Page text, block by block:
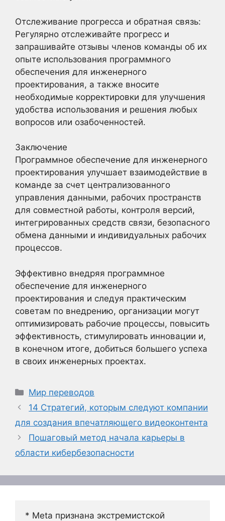
Отслеживание прогресса и обратная связь:
Регулярно отслеживайте прогресс и
запрашивайте отзывы членов команды об их
опыте использования программного
обеспечения для инженерного
проектирования, а также вносите
необходимые корректировки для улучшения
удобства использования и решения любых
вопросов или озабоченностей.
Заключение
Программное обеспечение для инженерного
проектирования улучшает взаимодействие в
команде за счет централизованного
управления данными, рабочих пространств
для совместной работы, контроля версий,
интегрированных средств связи, безопасного
обмена данными и индивидуальных рабочих
процессов.
Эффективно внедряя программное
обеспечение для инженерного
проектирования и следуя практическим
советам по внедрению, организации могут
оптимизировать рабочие процессы, повысить
эффективность, стимулировать инновации и,
в конечном итоге, добиться большего успеха
в своих инженерных проектах.
Рубрики
Мир переводов
14 Стратегий, которым следуют компании
для создания впечатляющего видеоконтента
Пошаговый метод начала карьеры в
области кибербезопасности
* Meta признана экстремистской